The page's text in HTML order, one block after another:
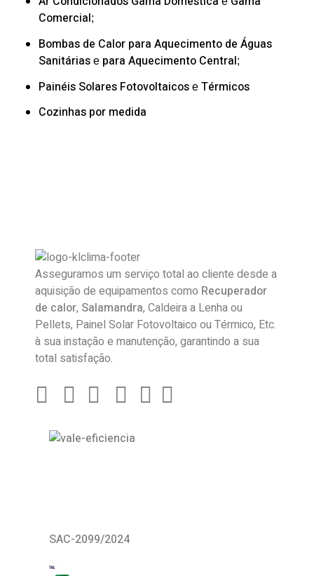
Comercial;
Bombas de Calor para Aquecimento de Águas
Sanitárias e para Aquecimento Central;
Painéis Solares Fotovoltaicos e Térmicos
Cozinhas por medida
Asseguramos um serviço total ao cliente desde a
aquisição de equipamentos como Recuperador
de calor, Salamandra, Caldeira a Lenha ou
Pellets, Painel Solar Fotovoltaico ou Térmico, Etc.
à sua instação e manutenção, garantindo a sua
total satisfação.
SAC-2099/2024